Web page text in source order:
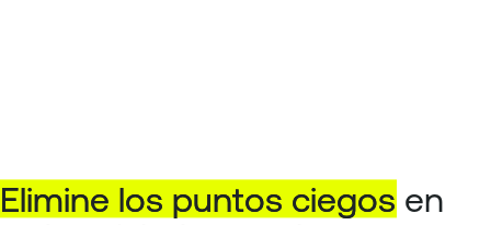
Elimine los puntos ciegos en